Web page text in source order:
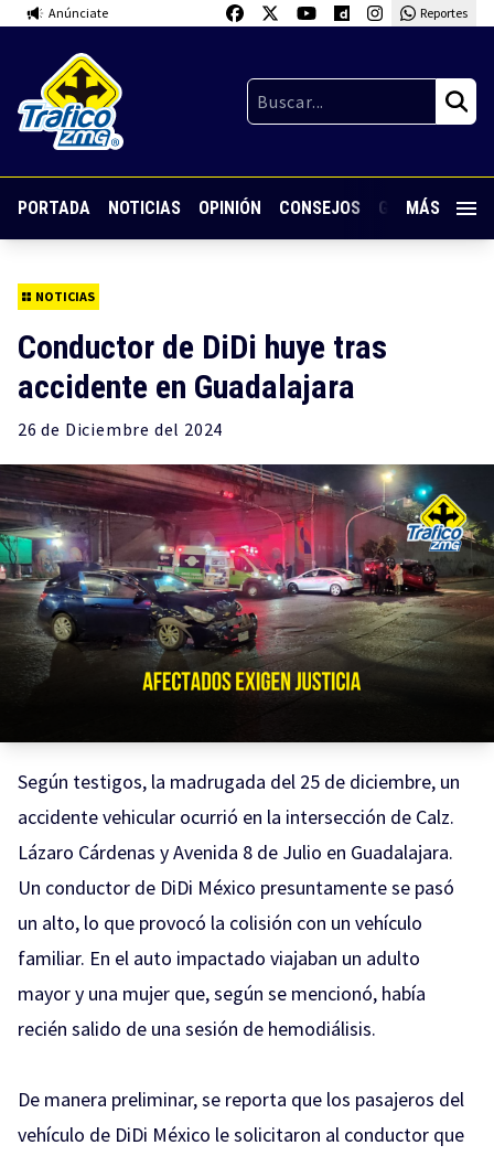
Anúnciate Reportes
PORTADA NOTICIAS OPINIÓN CONSEJOS GUARDIA
MÁS
NOTICIAS
Conductor de DiDi huye tras
accidente en Guadalajara
26 de Diciembre del 2024
Según testigos, la madrugada del 25 de diciembre, un
accidente vehicular ocurrió en la intersección de Calz.
Lázaro Cárdenas y Avenida 8 de Julio en Guadalajara.
Un conductor de DiDi México presuntamente se pasó
un alto, lo que provocó la colisión con un vehículo
familiar. En el auto impactado viajaban un adulto
mayor y una mujer que, según se mencionó, había
recién salido de una sesión de hemodiálisis.
De manera preliminar, se reporta que los pasajeros del
vehículo de DiDi México le solicitaron al conductor que